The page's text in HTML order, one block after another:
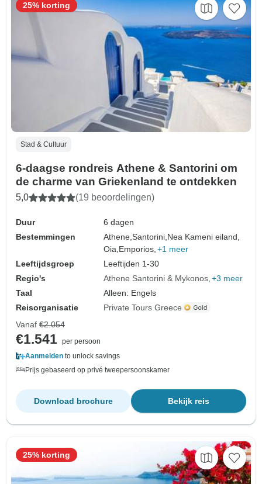
Stad & Cultuur
6-daagse rondreis Athene & Santorini om
de charme van Griekenland te ontdekken
5,0 (19 beoordelingen)
Duur
6 dagen
Bestemmingen
Athene,Santorini, Nea Kameni eiland,
Oia, Emporios, +1 meer
Leeftijdsgroep
Leeftijden 1-30
Regio's
Athene Santorini & Mykonos +3 meer
Taal
Alleen: Engels
Reisorganisatie
Private Tours Greece
25% korting
Vanaf €2.054
€1.541 per persoon
Aanmelden to unlock savings
Prijs gebaseerd op privé tweepersoonskamer
Bekijk reis
Download brochure
25% korting